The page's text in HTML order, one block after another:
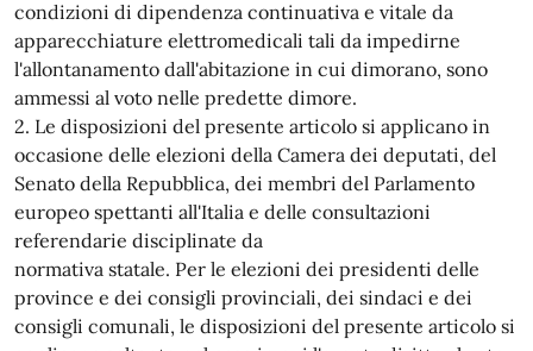
condizioni di dipendenza continuativa e vitale da
apparecchiature elettromedicali tali da impedirne
l'allontanamento dall'abitazione in cui dimorano, sono
ammessi al voto nelle predette dimore.
2. Le disposizioni del presente articolo si applicano in
occasione delle elezioni della Camera dei deputati, del
Senato della Repubblica, dei membri del Parlamento
europeo spettanti all'Italia e delle consultazioni
referendarie disciplinate da
normativa statale. Per le elezioni dei presidenti delle
province e dei consigli provinciali, dei sindaci e dei
consigli comunali, le disposizioni del presente articolo si